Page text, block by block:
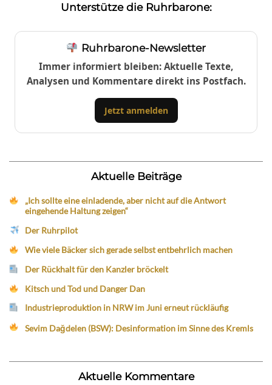
Unterstütze die Ruhrbarone:
Ruhrbarone-Newsletter
Immer informiert bleiben: Aktuelle Texte,
Analysen und Kommentare direkt ins Postfach.
Jetzt anmelden
Aktuelle Beiträge
„Ich sollte eine einladende, aber nicht auf die Antwort
eingehende Haltung zeigen“
Der Ruhrpilot
Wie viele Bäcker sich gerade selbst entbehrlich machen
Der Rückhalt für den Kanzler bröckelt
Kitsch und Tod und Danger Dan
Industrieproduktion in NRW im Juni erneut rückläufig
Sevim Dağdelen (BSW): Desinformation im Sinne des Kremls
Aktuelle Kommentare